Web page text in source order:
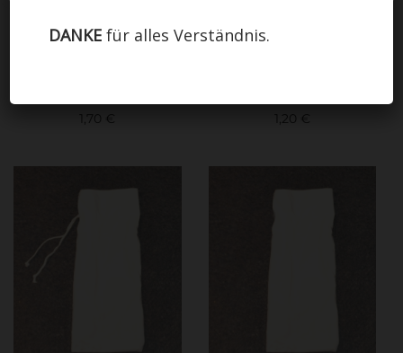
1,70 €
1,20 €
DANKE für alles Verständnis.